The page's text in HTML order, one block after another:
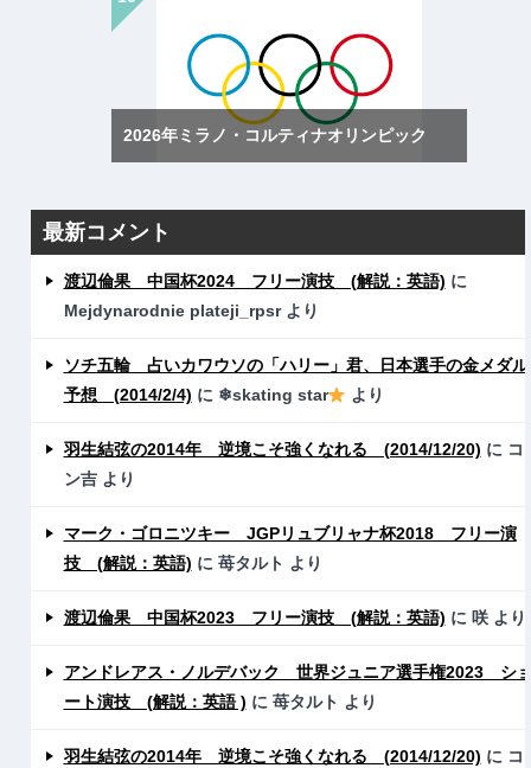
2026年ミラノ・コルティナオリンピック
最新コメント
渡辺倫果 中国杯2024 フリー演技 (解説：英語) に
Mejdynarodnie plateji_rpsrより
ソチ五輪 占いカワウソの「ハリー」君、日本選手の金メダル
予想 (2014/2/4) に ❄skating star より
羽生結弦の2014年 逆境こそ強くなれる (2014/12/20) に コ
ン吉より
マーク・ゴロニツキー JGPリュブリャナ杯2018 フリー演
技 (解説：英語) に 苺タルト より
渡辺倫果 中国杯2023 フリー演技 (解説：英語) に 咲より
アンドレアス・ノルデバック 世界ジュニア選手権2023 シ
ート演技 (解説：英語 ) に 苺タルト より
羽生結弦の2014年 逆境こそ強くなれる (2014/12/20) に コ